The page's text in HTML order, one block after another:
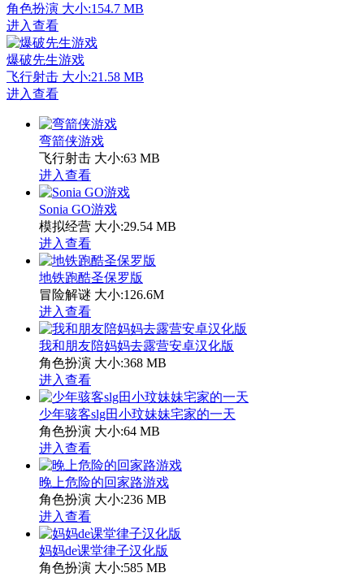
角色扮演 大小:154.7 MB
进入查看
爆破先生游戏
飞行射击 大小:21.58 MB
进入查看
弯箭侠游戏
飞行射击 大小:63 MB
进入查看
Sonia GO游戏
模拟经营 大小:29.54 MB
进入查看
地铁跑酷圣保罗版
冒险解谜 大小:126.6M
进入查看
我和朋友陪妈妈去露营安卓汉化版
角色扮演 大小:368 MB
进入查看
少年骇客slg田小玟妹妹宅家的一天
角色扮演 大小:64 MB
进入查看
晚上危险的回家路游戏
角色扮演 大小:236 MB
进入查看
妈妈de课堂律子汉化版
角色扮演 大小:585 MB